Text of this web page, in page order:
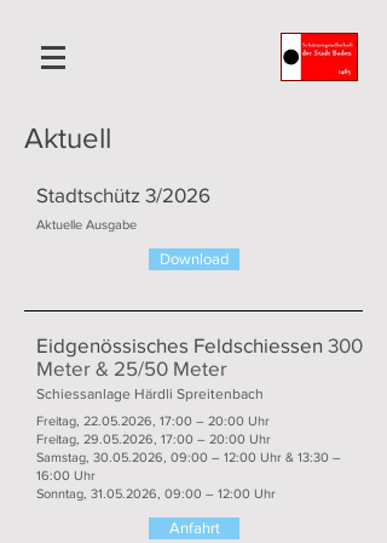
Aktuell
Stadtschütz 3/2026
Aktuelle Ausgabe
Download
Eidgenössisches Feldschiessen 300
Meter & 25/50 Meter
Schiessanlage Härdli Spreitenbach
Freitag, 22.05.2026 , 17:00 – 20:00 Uhr
Freitag, 29.05.2026 , 17:00 – 20:00 Uhr
Samstag, 30.05.2026 , 09:00 – 12:00 Uhr & 13:30 –
16:00 Uhr
Sonntag, 31.05.2026 , 09:00 – 12:00 Uhr
Anfahrt